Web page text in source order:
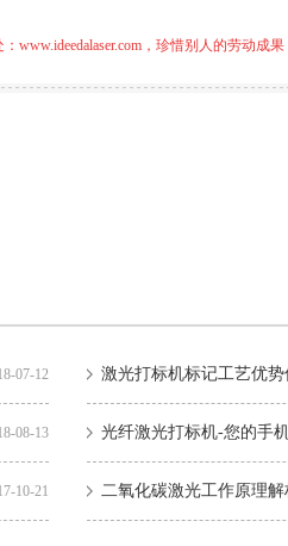
www.ideedalaser.com，珍惜别人的劳动成果
07-12 激光打标机标记工艺优势
08-13 光纤激光打标机-您的手
10-21 二氧化碳激光工作原理解